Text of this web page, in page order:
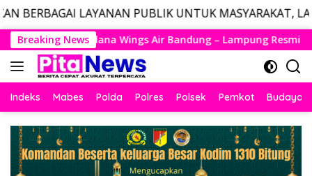
PUBLIK UNTUK MASYARAKAT, LAYANAN
Langsung
ke
konten
Breaking News
Bandung – Lampung Resmi Mengudara, Husein Kembali
Indeks Mabes Polda Polres Polsek Pemkot Budaya